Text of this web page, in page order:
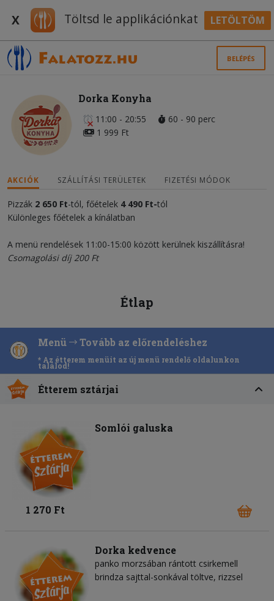
X Töltsd le applikációnkat LETÖLTÖM
BELÉPÉS
Dorka Konyha
11:00 - 20:55
60 - 90 perc
1 999 Ft
AKCIÓK SZÁLLÍTÁSI TERÜLETEK FIZETÉSI MÓDOK
Pizzák 2 650 Ft-tól, főételek 4 490 Ft-tól
Különleges főételek a kínálatban
A menü rendelések 11:00-15:00 között kerülnek kiszállításra!
Csomagolási díj 200 Ft
Étlap
Menü Tovább az előrendeléshez
* Az étterem menüit az új menü rendelő oldalunkon
találod!
Étterem sztárjai
Somlói galuska
1 270 Ft
Dorka kedvence
panko morzsában rántott csirkemell
brindza sajttal-sonkával töltve, rizzsel